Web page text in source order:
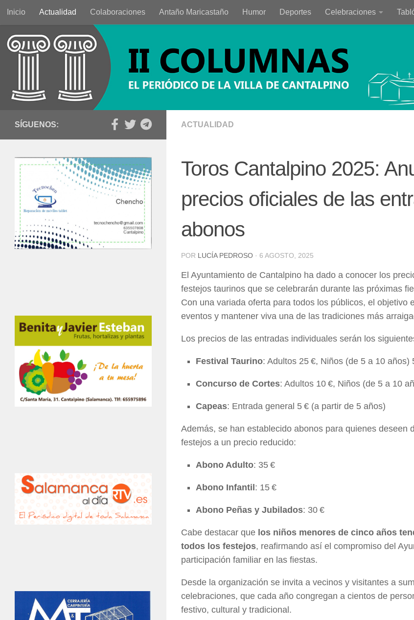
Saltar al contenido
Inicio Actualidad Colaboraciones Antaño Maricastaño Humor Deportes Celebraciones
ACTUALIDAD
Toros Cantalpino 2025:
precios oficiales de las
abonos
POR LUCÍA PEDROSO · 6 AGOSTO, 2025
El Ayuntamiento de Cantalpino ha dado a conocer los
festejos taurinos que se celebrarán durante las próximas
Con una variada oferta para todos los públicos, el objetivo
eventos y mantener viva una de las tradiciones más
Los precios de las entradas individuales serán los
Festival Taurino: Adultos 25 €, Niños (de 5 a 10 años)
Concurso de Cortes: Adultos 10 €, Niños (de 5 a 10
Capeas: Entrada general 5 € (a partir de 5 años)
Además, se han establecido abonos para quienes deseen
festejos a un precio reducido:
Abono Adulto: 35 €
Abono Infantil: 15 €
Abono Peñas y Jubilados: 30 €
Cabe destacar que los niños menores de cinco años
todos los festejos, reafirmando así el compromiso del
participación familiar en las fiestas.
Desde la organización se invita a vecinos y visitantes a
celebraciones, que cada año congregan a cientos de
festivo, cultural y tradicional.
SÍGUENOS: